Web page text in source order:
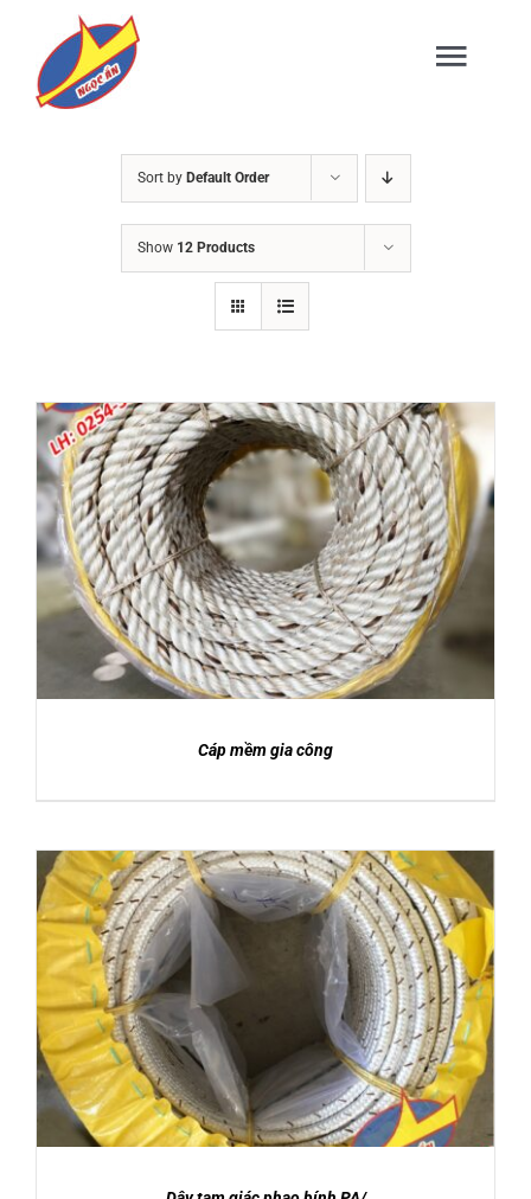
content
DỊCH VỤ
TIN TỨC
CATALOGUE
LIÊN HỆ
Sort by Default Order
Show 12 Products
DETAILS
Cáp mềm gia công